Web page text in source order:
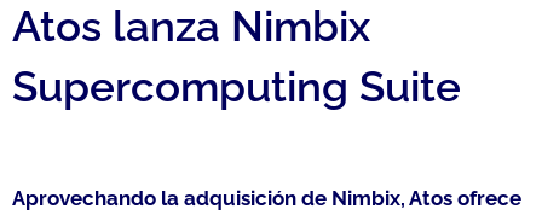
Atos lanza Nimbix
Supercomputing Suite
Aprovechando la adquisición de Nimbix, Atos ofrece